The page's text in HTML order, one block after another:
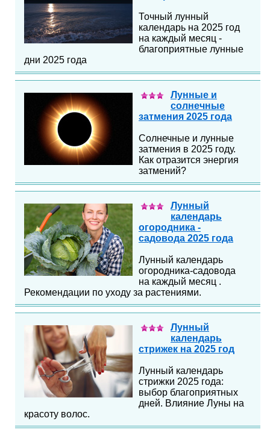
Точный лунный
календарь на 2025 год
на каждый месяц -
благоприятные лунные
дни 2025 года
Лунные и
солнечные
затмения 2025 года
Солнечные и лунные
затмения в 2025 году.
Как отразится энергия
затмений?
Лунный
календарь
огородника -
садовода 2025 года
Лунный календарь
огородника-садовода
на каждый месяц .
Рекомендации по уходу за растениями.
Лунный
календарь
стрижек на 2025 год
Лунный календарь
стрижки 2025 года:
выбор благоприятных
дней. Влияние Луны на
красоту волос.